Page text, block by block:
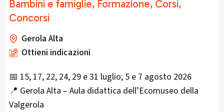
Bambini e famiglie, Formazione, Corsi,
Concorsi
Gerola Alta
Ottieni indicazioni
📅 15, 17, 22, 24, 29 e 31 luglio; 5 e 7 agosto 2026
📍 Gerola Alta – Aula didattica dell’Ecomuseo della
Valgerola